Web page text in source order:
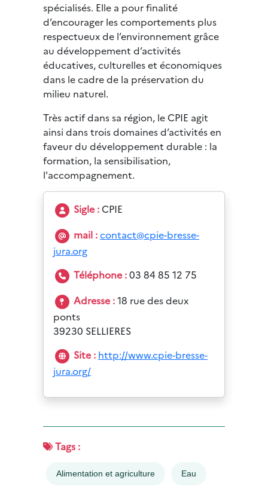
spécialisés. Elle a pour finalité
d’encourager les comportements plus
respectueux de l’environnement grâce
au développement d’activités
éducatives, culturelles et économiques
dans le cadre de la préservation du
milieu naturel.
Très actif dans sa région, le CPIE agit
ainsi dans trois domaines d’activités en
faveur du développement durable : la
formation, la sensibilisation,
l'accompagnement.
Sigle : CPIE
mail :contact@cpie-bresse-
jura.org
Téléphone :03 84 85 12 75
Adresse :18 rue des deux
ponts
39230 SELLIERES
Site : http://www.cpie-bresse-
jura.org/
Tags :
Alimentation et agriculture Eau